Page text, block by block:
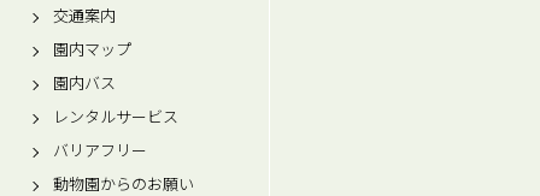
交通案内
園内マップ
園内バス
レンタルサービス
バリアフリー
動物園からのお願い